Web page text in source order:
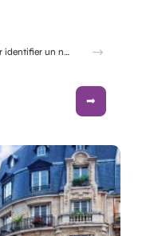
Accident mortel Toulouse aujourd’hui en direct : infos et enquête en cours